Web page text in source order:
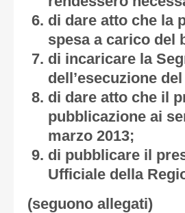
di dare atto che la
spesa a carico del
di incaricare la
dell’esecuzione
di dare atto che il
pubblicazione ai
marzo 2013;
di pubblicare il
Ufficiale della
(seguono allegati)